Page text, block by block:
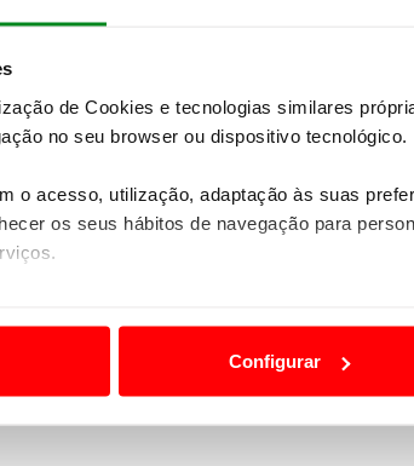
de Cookies e tecnologias similares
no seu browser ou dispositivo tecnológico.
o acesso, utilização, adaptação às suas
os seus hábitos de navegação para
a sua experiência digital, personalizar
bem como para analisar dados de
Configurar